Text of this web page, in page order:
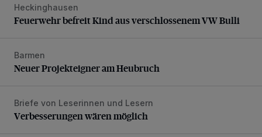
Feuerwehr befreit Kind aus verschlossenem VW Bulli
Heckinghausen
Feuerwehr befreit Kind aus verschlossenem VW Bulli
Neuer Projekteigner am Heubruch
Barmen
Neuer Projekteigner am Heubruch
Verbesserungen wären möglich
Briefe von Leserinnen und Lesern
Verbesserungen wären möglich